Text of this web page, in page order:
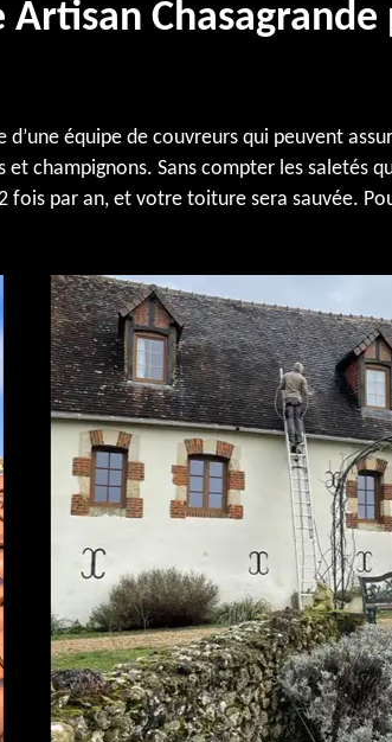
Artisan
équipe de couvreurs qui peuvent
et champignons. Sans compter les
fois par an, et votre toiture sera sauvée.